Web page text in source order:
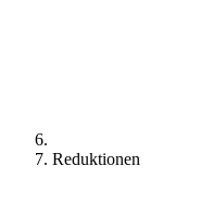
Reduktionen